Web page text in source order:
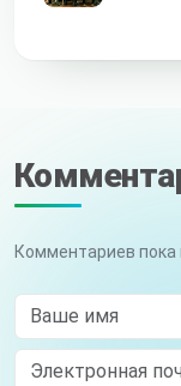
Комментариев
Ваше имя
Электронная почта